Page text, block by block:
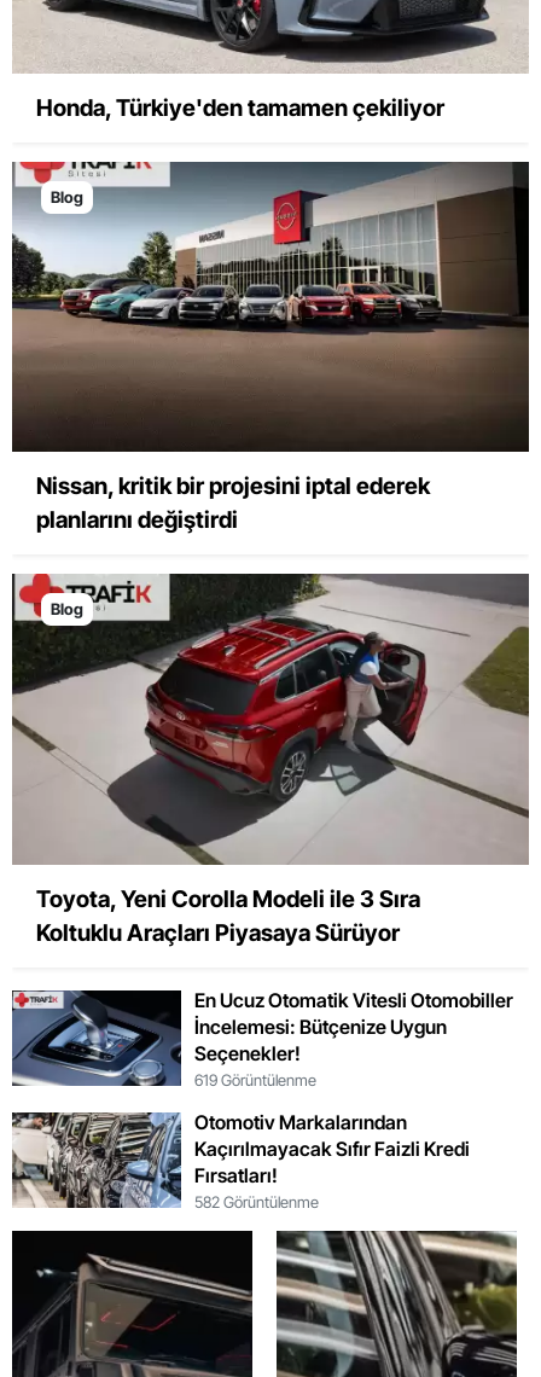
Honda, Türkiye'den tamamen çekiliyor
Blog
Nissan, kritik bir projesini iptal ederek
planlarını değiştirdi
Blog
Toyota, Yeni Corolla Modeli ile 3 Sıra
Koltuklu Araçları Piyasaya Sürüyor
En Ucuz Otomatik Vitesli Otomobiller
İncelemesi: Bütçenize Uygun
Seçenekler!
619 Görüntülenme
Otomotiv Markalarından
Kaçırılmayacak Sıfır Faizli Kredi
Fırsatları!
582 Görüntülenme